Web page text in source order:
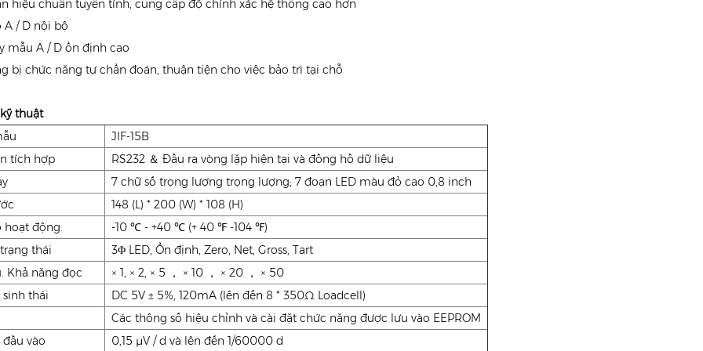
hiệu chuẩn tuyến tính, cung cấp độ chính xác hệ thống cao hơn
A / D nội bộ
mẫu A / D ổn định cao
bị chức năng tự chẩn đoán, thuận tiện cho việc bảo trì tại chỗ
thuật
JIF-15B
tích hợp
RS232 ＆ Đầu ra vòng lặp hiện tại và đồng hồ dữ liệu
7 chữ số trọng lượng trọng lượng; 7 đoạn LED màu đỏ cao 0,8 inch
148 (L) * 200 (W) * 108 (H)
hoạt động.
-10 ℃ - +40 ℃ (+ 40 ℉ -104 ℉)
thái
3Φ LED, Ổn định, Zero, Net, Gross, Tart
Khả năng đọc
× 1, × 2, × 5 ， × 10 ， × 20 ， × 50
sinh thái
DC 5V ± 5%, 120mA (lên đến 8 * 350Ω Loadcell)
Các thông số hiệu chỉnh và cài đặt chức năng được lưu vào EEPROM
vào
0,15 μV / d và lên đến 1/60000 d